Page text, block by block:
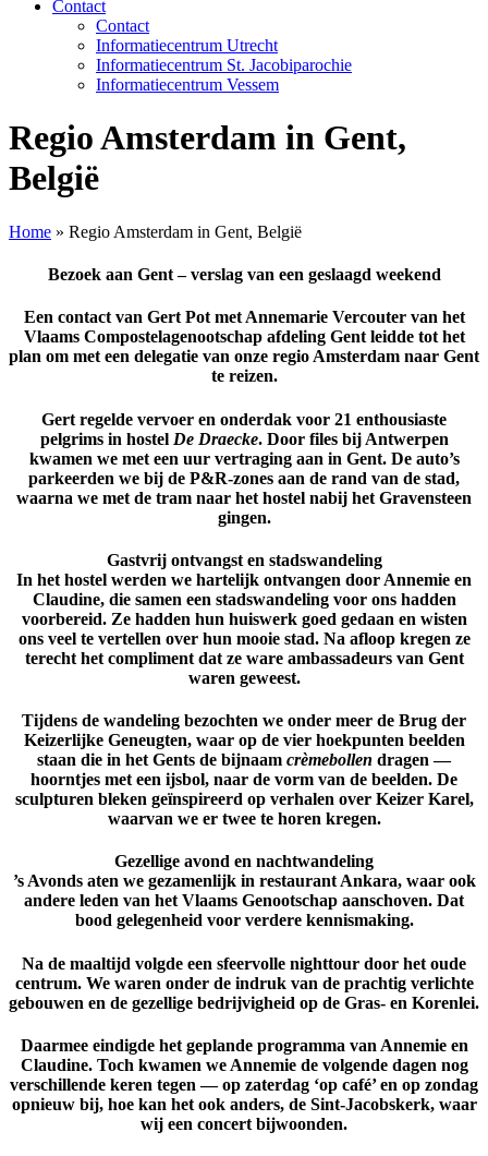
Contact
Contact
Informatiecentrum Utrecht
Informatiecentrum St. Jacobiparochie
Informatiecentrum Vessem
Regio Amsterdam in Gent,
België
Home » Regio Amsterdam in Gent, België
Bezoek aan Gent – verslag van een geslaagd weekend
Een contact van Gert PotmetAnnemarie Vercoutervan het
Vlaams Compostelagenootschap afdeling Gentleidde tot het
plan om met een delegatie van onze regio Amsterdam naar Gent
te reizen.
Gert regelde vervoer en onderdak voor 21 enthousiaste
pelgrimsin hostel De Draecke. Door files bij Antwerpen
kwamen we met een uur vertraging aan in Gent. De auto’s
parkeerden we bij de P&R-zones aan de rand van de stad,
waarna we met de tram naar het hostel nabij het Gravensteen
gingen.
Gastvrij ontvangst en stadswandeling
In het hostel werden we hartelijk ontvangen door Annemie en
Claudine, die samen een stadswandeling voor ons hadden
voorbereid. Ze hadden hun huiswerk goed gedaan en wisten
ons veel te vertellen over hun mooie stad. Na afloop kregen ze
terecht het compliment dat ze ware ambassadeurs van Gent
waren geweest.
Tijdens de wandeling bezochten we onder meer de Brug der
Keizerlijke Geneugten, waar op de vier hoekpunten beelden
staan die in het Gents de bijnaam crèmebollen dragen —
hoorntjes met een ijsbol, naar de vorm van de beelden. De
sculpturen bleken geïnspireerd op verhalen over Keizer Karel,
waarvan we er twee te horen kregen.
Gezellige avond en nachtwandeling
’s Avonds aten we gezamenlijk in restaurant Ankara, waar ook
andere leden van het Vlaams Genootschap aanschoven. Dat
bood gelegenheid voor verdere kennismaking.
Na de maaltijd volgde een sfeervolle nighttour door het oude
centrum. We waren onder de indruk van de prachtig verlichte
gebouwen en de gezellige bedrijvigheid op de Gras- en Korenlei.
Daarmee eindigde het geplande programma van Annemie en
Claudine. Toch kwamen we Annemie de volgende dagen nog
verschillende keren tegen — op zaterdag ‘op café’ en op zondag
opnieuw bij, hoe kan het ook anders, de Sint-Jacobskerk, waar
wij een concert bijwoonden.